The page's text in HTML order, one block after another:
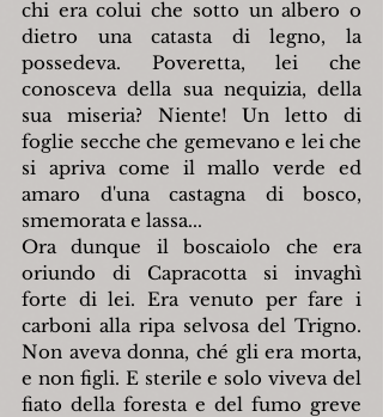
chi era colui che sotto un albero o
dietro una catasta di legno, la
possedeva. Poveretta, lei che
conosceva della sua nequizia, della
sua miseria? Niente! Un letto di
foglie secche che gemevano e lei che
si apriva come il mallo verde ed
amaro d'una castagna di bosco,
smemorata e lassa...
Ora dunque il boscaiolo che era
oriundo di Capracotta si invaghì
forte di lei. Era venuto per fare i
carboni alla ripa selvosa del Trigno.
Non aveva donna, ché gli era morta,
e non figli. E sterile e solo viveva del
fiato della foresta e del fumo greve